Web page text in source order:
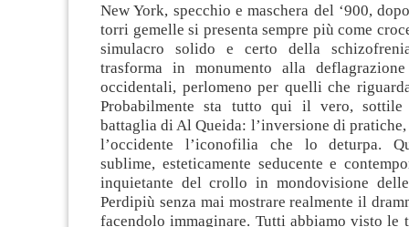
New York, specchio e maschera del ‘900,
torri gemelle si presenta sempre più come
simulacro solido e certo della
trasforma in monumento alla
occidentali, perlomeno per quelli che
Probabilmente sta tutto qui il vero, sottile
battaglia di Al Queida: l’inversione di
l’occidente l’iconofilia che lo deturpa.
sublime, esteticamente seducente e
inquietante del crollo in mondovisione
Perdipiù senza mai mostrare realmente il
facendolo immaginare. Tutti abbiamo visto le